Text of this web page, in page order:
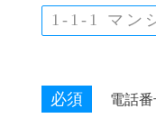
必須 電話